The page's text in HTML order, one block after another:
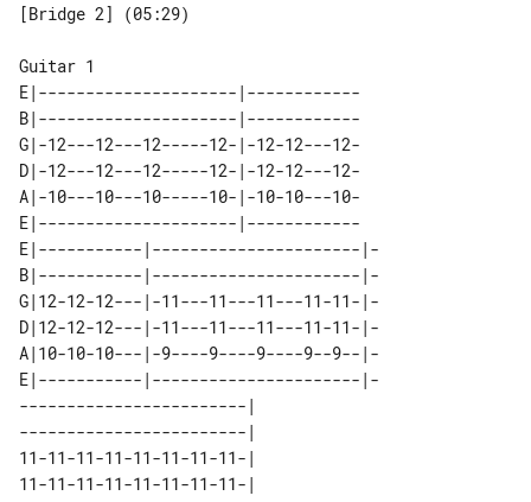
[Bridge 2] (05:29)
E|---------------------|------------
B|---------------------|------------
G|-12---12---12-----12-|-12-12---12-
D|-12---12---12-----12-|-12-12---12-
A|-10---10---10-----10-|-10-10---10-
E|---------------------|------------
E|-----------|----------------------|-
B|-----------|----------------------|-
G|12-12-12---|-11---11---11---11-11-|-
D|12-12-12---|-11---11---11---11-11-|-
A|10-10-10---|-9----9----9----9--9--|-
E|-----------|----------------------|-
------------------------|
------------------------|
11-11-11-11-11-11-11-11-|
11-11-11-11-11-11-11-11-|